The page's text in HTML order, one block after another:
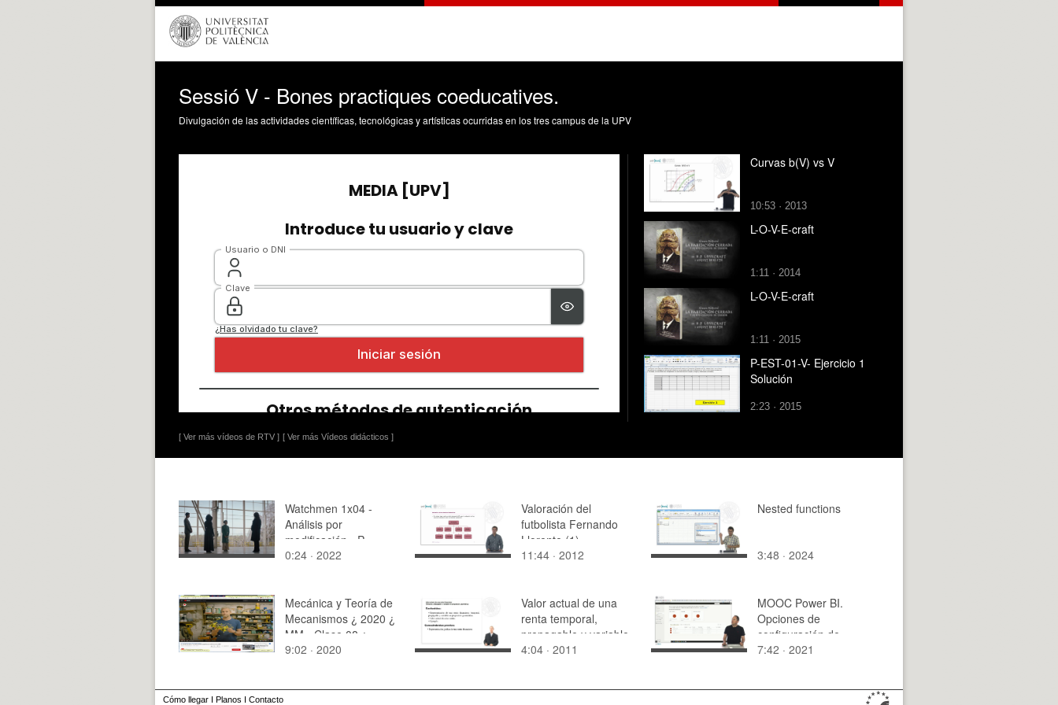
Sessió V - Bones practiques coeducatives.
Divulgación de las actividades científicas, tecnológicas y artísticas ocurridas en los tres campus de la UPV
[ Ver más vídeos de RTV ] [ Ver más Vídeos didácticos ]
Curvas b(V) vs V
10:53 · 2013
L-O-V-E-craft
1:11 · 2014
L-O-V-E-craft
1:11 · 2015
P-EST-01-V- Ejercicio 1
Solución
2:23 · 2015
Watchmen 1x04 -
Análisis por
modificación - P.
Caribe Lento
0:24 · 2022
Valoración del
futbolista Fernando
Llorente (1)
11:44 · 2012
Nested functions
3:48 · 2024
Mecánica y Teoría de
Mecanismos ¿ 2020 ¿
MM - Clase 08 ¿
Tramo 11 de 13
9:02 · 2020
Valor actual de una
renta temporal,
prepagable y variable
en progresión
4:04 · 2011
MOOC Power BI.
Opciones de
configuración de
conjuntos de datos
7:42 · 2021
Cómo llegar I Planos I Contacto